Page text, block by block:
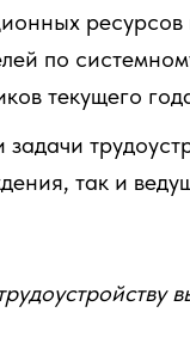
по
текущего
так и